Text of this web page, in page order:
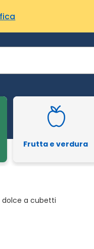
Frutta e verdura
a cubetti